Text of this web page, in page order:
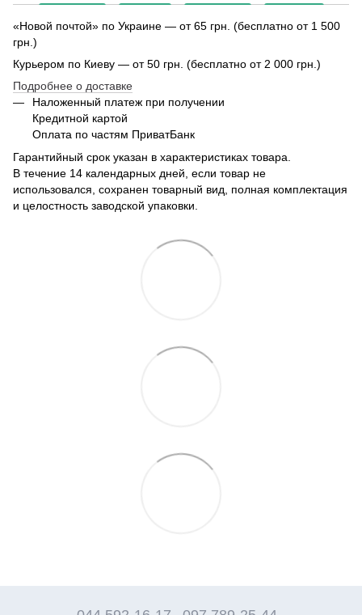
«Новой почтой» по Украине — от 65 грн. (бесплатно от 1 500
грн.)
Курьером по Киеву — от 50 грн. (бесплатно от 2 000 грн.)
Подробнее о доставке
Наложенный платеж при получении
Кредитной картой
Оплата по частям ПриватБанк
Гарантийный срок указан в характеристиках товара.
В течение 14 календарных дней, если товар не
использовался, сохранен товарный вид, полная комплектация
и целостность заводской упаковки.